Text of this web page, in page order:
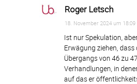
Roger Letsch
18. November 2024 um 18:09
Ist nur Spekulation,
Erwägung ziehen, dass
Übergangs von 46 zu
Verhandlungen, in
auf das er